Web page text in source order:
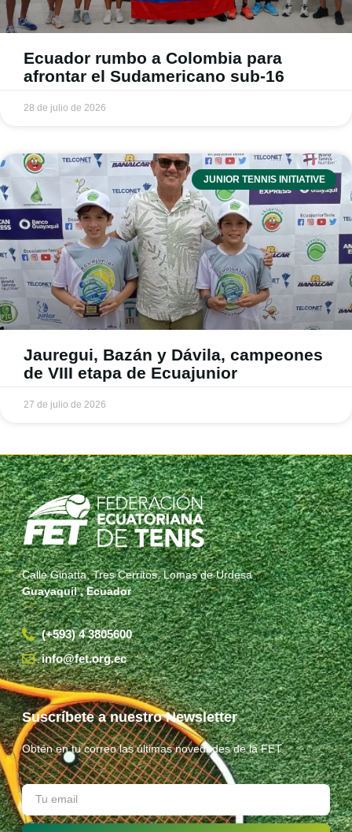
Ecuador rumbo a Colombia para
afrontar el Sudamericano sub-16
28 de julio de 2026
JUNIOR TENNIS INITIATIVE
Jauregui, Bazán y Dávila, campeones
de VIII etapa de Ecuajunior
27 de julio de 2026
Calle Ginatta, Tres Cerritos, Lomas de Urdesa
Guayaquil , Ecuador
(+593) 4 3805600
info@fet.org.ec
Suscríbete a nuestro Newsletter
Obtén en tu correo las últimas novedades de la FET.